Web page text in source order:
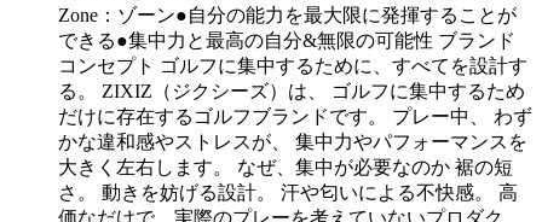
Zone：ゾーン●自分の能力を最大限に発揮することが
できる●集中力と最高の自分&無限の可能性 ブランド
コンセプト ゴルフに集中するために、すべてを設計す
る。 ZIXIZ（ジクシーズ）は、 ゴルフに集中するため
だけに存在するゴルフブランドです。 プレー中、 わず
かな違和感やストレスが、 集中力やパフォーマンスを
大きく左右します。 なぜ、集中が必要なのか 裾の短
さ。 動きを妨げる設計。 汗や匂いによる不快感。 高